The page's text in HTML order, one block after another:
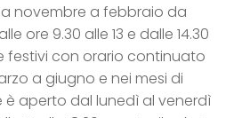
novembre a febbraio da
ore 9.30 alle 13 e dalle 14.30
festivi con orario continuato
a giugno e nei mesi di
aperto dal lunedì al venerdì